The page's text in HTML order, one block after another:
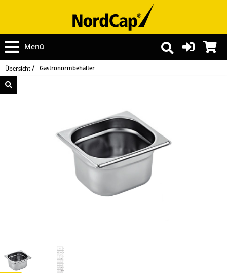
Menü
Übersicht Gastronormbehälter